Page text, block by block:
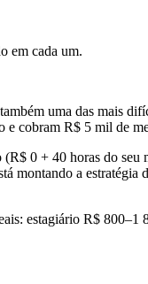
em cada um.
uma das mais
cobram R$ 5 mil de
0 + 40 horas do
montando a estratégia
estagiário R$